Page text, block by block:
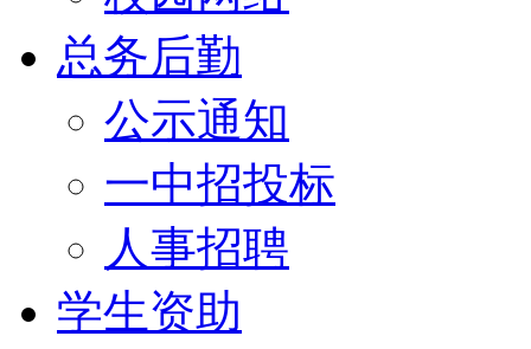
总务后勤
公示通知
一中招投标
人事招聘
学生资助